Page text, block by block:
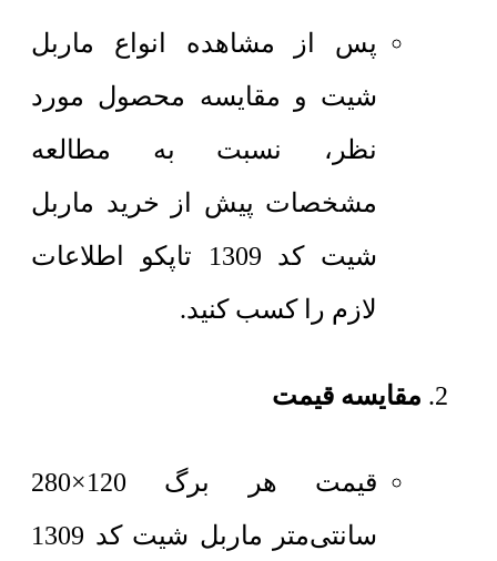
پس از مشاهده انواع ماربل
شیت و مقایسه محصول مورد
نظر، نسبت به مطالعه
مشخصات پیش از خرید ماربل
شیت کد 1309 تاپکو اطلاعات
لازم را کسب کنید.
مقایسه قیمت
قیمت هر برگ 120×280
سانتی‌متر
ماربل شیت کد 1309